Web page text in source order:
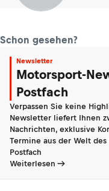
Schon gesehen?
Newsletter
Motorsport-
Postfach
Verpassen Sie keine
Newsletter liefert Ihnen
Nachrichten, exklusive
Termine aus der Welt
Postfach
Weiterlesen